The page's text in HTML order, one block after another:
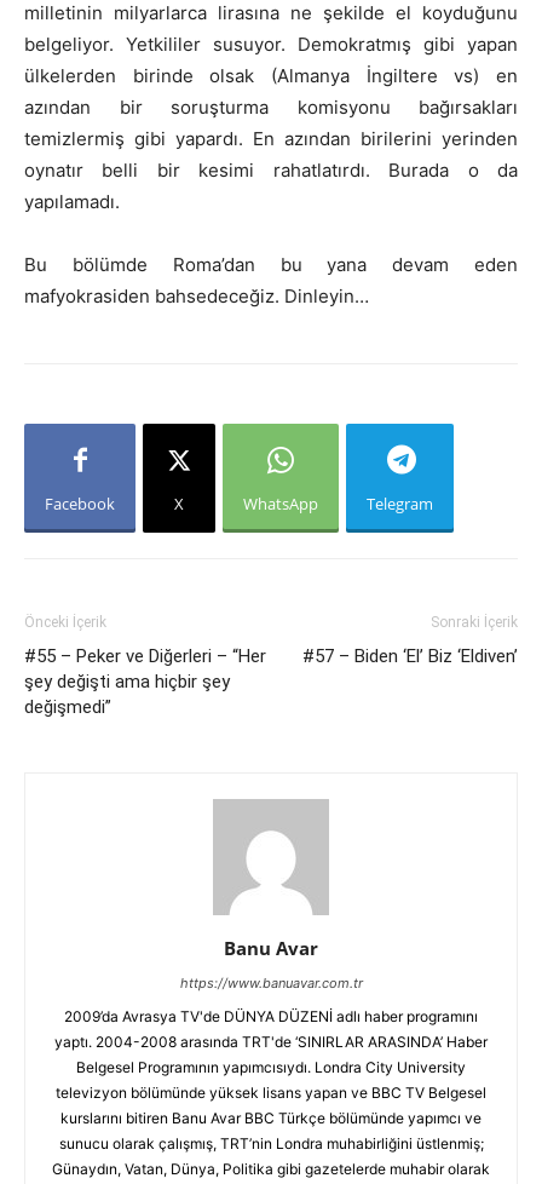
milletinin milyarlarca lirasına ne şekilde el koyduğunu
belgeliyor. Yetkililer susuyor. Demokratmış gibi yapan
ülkelerden birinde olsak (Almanya İngiltere vs) en
azından bir soruşturma komisyonu bağırsakları
temizlermiş gibi yapardı. En azından birilerini yerinden
oynatır belli bir kesimi rahatlatırdı. Burada o da
yapılamadı.
Bu bölümde Roma’dan bu yana devam eden
mafyokrasiden bahsedeceğiz. Dinleyin…
Facebook X WhatsApp Telegram
Önceki İçerik
#55 – Peker ve Diğerleri – “Her
şey değişti ama hiçbir şey
değişmedi”
Sonraki İçerik
#57 – Biden ‘El’ Biz ‘Eldiven’
Banu Avar
https://www.banuavar.com.tr
2009’da Avrasya TV'de DÜNYA DÜZENİ adlı haber programını
yaptı. 2004-2008 arasında TRT'de ‘SINIRLAR ARASINDA’ Haber
Belgesel Programının yapımcısıydı. Londra City University
televizyon bölümünde yüksek lisans yapan ve BBC TV Belgesel
kurslarını bitiren Banu Avar BBC Türkçe bölümünde yapımcı ve
sunucu olarak çalışmış, TRT’nin Londra muhabirliğini üstlenmiş;
Günaydın, Vatan, Dünya, Politika gibi gazetelerde muhabir olarak